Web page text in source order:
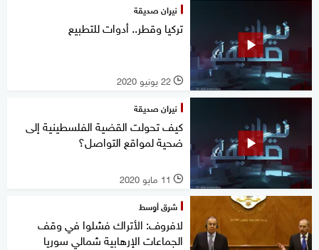
نيران صديقة
تركيا وقطر.. أدوات للتطبيع
l 22 يونيو 2020
نيران صديقة
كيف تحولت القضية الفلسطينية إلى
ضحية لمواقع التواصل؟
l 11 مايو 2020
شرق أوسط
لافروف: الأتراك فشلوا في وقف
الجماعات الإرهابية شمالي سوريا